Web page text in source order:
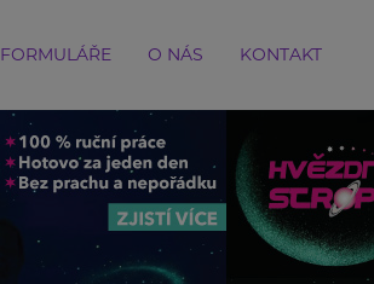
FORMULÁŘE O NÁS KONTAKT